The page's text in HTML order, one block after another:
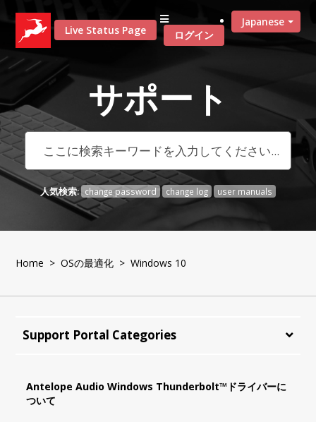
Live Status Page
Japanese
ログイン
サポート
人気検索: change password change log user manuals
Home >OSの最適化 > Windows 10
Support Portal Categories
Antelope Audio Windows Thunderbolt™ドライバーに
ついて